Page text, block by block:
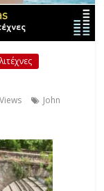
John